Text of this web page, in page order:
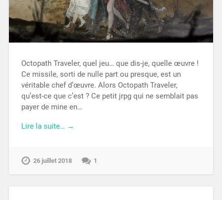
Octopath Traveler, quel jeu… que dis-je, quelle œuvre !
Ce missile, sorti de nulle part ou presque, est un
véritable chef d’œuvre. Alors Octopath Traveler,
qu’est-ce que c’est ? Ce petit jrpg qui ne semblait pas
payer de mine en…
Lire la suite… →
26 juillet 2018 1